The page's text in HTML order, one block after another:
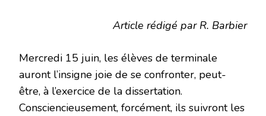
Article rédigé par R. Barbier
Mercredi 15 juin, les élèves de terminale
auront l’insigne joie de se confronter, peut-
être, à l’exercice de la dissertation.
Consciencieusement, forcément, ils suivront les